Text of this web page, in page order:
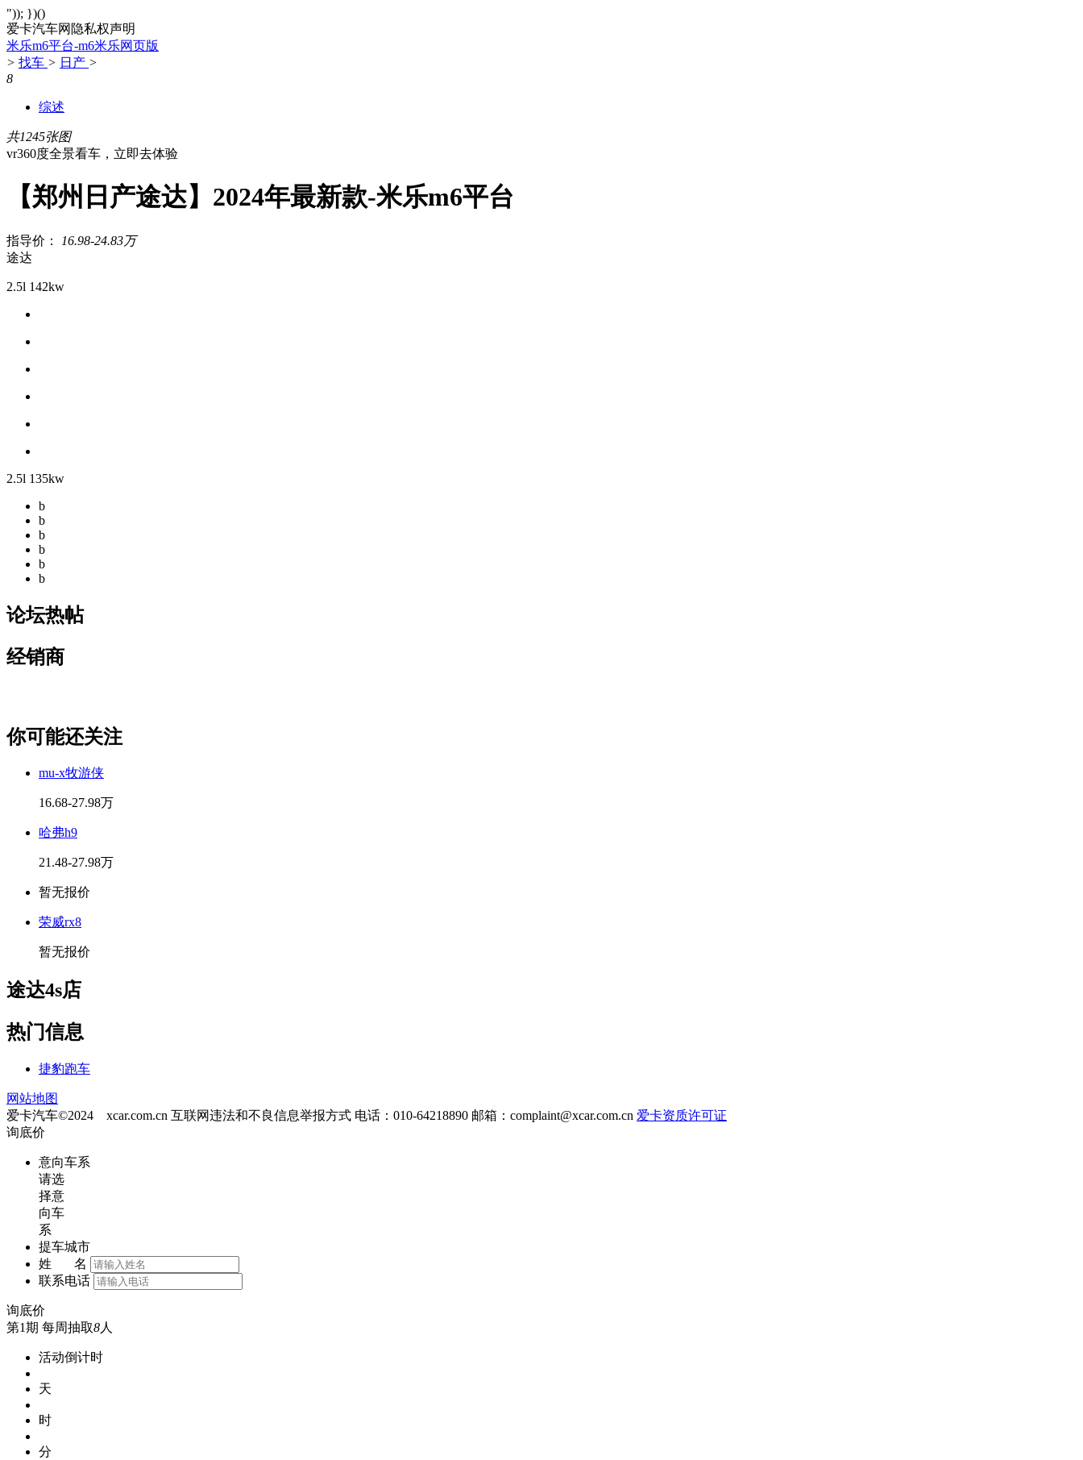
")); })()
爱卡汽车网隐私权声明
米乐m6平台-m6米乐网页版
> 找车 > 日产 >
8
综述
共1245张图
vr360度全景看车，立即去体验
【郑州日产途达】2024年最新款-米乐m6平台
指导价：
16.98-24.83万
途达
2.5l 142kw
2.5l 135kw
b
b
b
b
b
b
论坛热帖
经销商
你可能还关注
mu-x牧游侠
16.68-27.98万
哈弗h9
21.48-27.98万
暂无报价
荣威rx8
暂无报价
途达4s店
热门信息
捷豹跑车
网站地图
爱卡汽车©2024 xcar.com.cn 互联网违法和不良信息举报方式 电话：010-64218890 邮箱： complaint@xcar.com.cn 爱卡资质许可证
询底价
意向车系
请选
择意
向车
系
提车城市
姓 名
联系电话
询底价
第1期 每周抽取8人
活动倒计时
天
时
分